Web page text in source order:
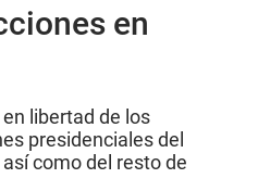
en
libertad de los
presidenciales del
como del resto de